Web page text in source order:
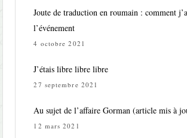
Joute de traduction en roumain : comment
l’événement
4 octobre 2021
J’étais libre libre libre
27 septembre 2021
Au sujet de l’affaire Gorman (article mis à
12 mars 2021